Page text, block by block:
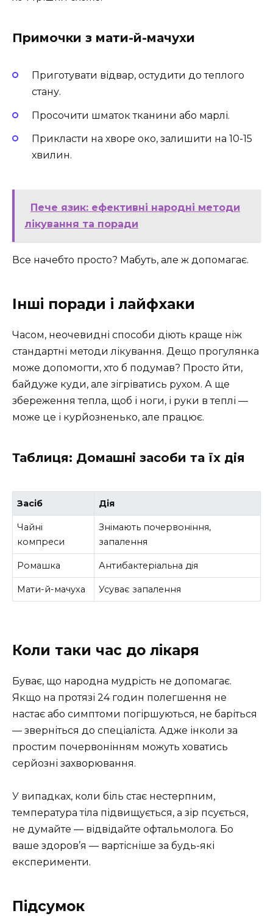
Примочки з мати-й-мачухи
Приготувати відвар, остудити до теплого
стану.
Просочити шматок тканини або марлі.
Прикласти на хворе око, залишити на 10-15
хвилин.
Пече язик: ефективні народні методи
лікування та поради
Все начебто просто? Мабуть, але ж допомагає.
Інші поради і лайфхаки
Часом, неочевидні способи діють краще ніж
стандартні методи лікування. Дещо прогулянка
може допомогти, хто б подумав? Просто йти,
байдуже куди, але зігріватись рухом. А ще
збереження тепла, щоб і ноги, і руки в теплі —
може це і курйозненько, але працює.
Таблиця: Домашні засоби та їх дія
Засіб Дія
Чайні
компреси
Знімають почервоніння,
запалення
Ромашка Антибактеріальна дія
Мати-й-мачуха Усуває запалення
Коли таки час до лікаря
Буває, що народна мудрість не допомагає.
Якщо на протязі 24 годин полегшення не
настає або симптоми погіршуються, не баріться
— зверніться до спеціаліста. Адже інколи за
простим почервонінням можуть ховатись
серйозні захворювання.
У випадках, коли біль стає нестерпним,
температура тіла підвищується, а зір псується,
не думайте — відвідайте офтальмолога. Бо
ваше здоров’я — вартісніше за будь-які
експерименти.
Підсумок